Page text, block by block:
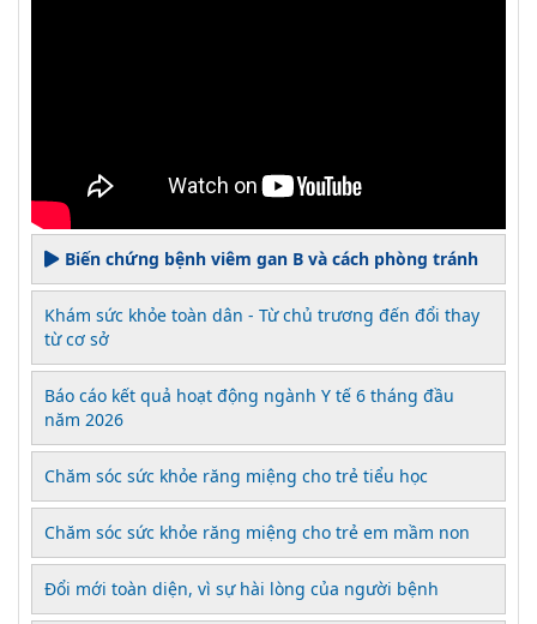
Biến chứng bệnh viêm gan B và cách phòng tránh
Khám sức khỏe toàn dân - Từ chủ trương đến đổi thay
từ cơ sở
Báo cáo kết quả hoạt động ngành Y tế 6 tháng đầu
năm 2026
Chăm sóc sức khỏe răng miệng cho trẻ tiểu học
Chăm sóc sức khỏe răng miệng cho trẻ em mầm non
Đổi mới toàn diện, vì sự hài lòng của người bệnh